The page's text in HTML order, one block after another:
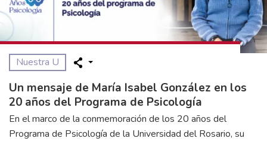
Nuestra U
Un mensaje de María Isabel González en los
20 años del Programa de Psicología
En el marco de la conmemoración de los 20 años del
Programa de Psicología de la Universidad del Rosario, su